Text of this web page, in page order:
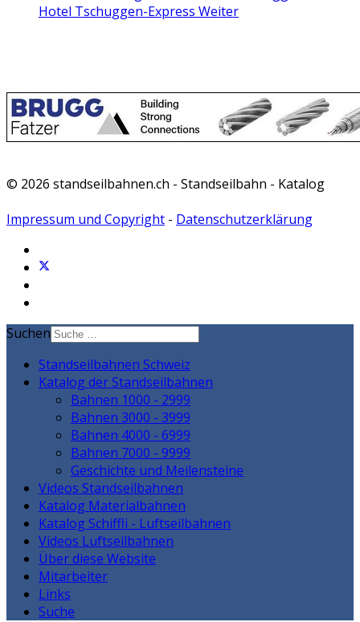
Hotel Tschuggen-Express Weiter
© 2026 standseilbahnen.ch - Standseilbahn - Katalog
Impressum und Copyright - Datenschutzerklärung
Suchen
Standseilbahnen Schweiz
Katalog der Standseilbahnen
Bahnen 1000 - 2999
Bahnen 3000 - 3999
Bahnen 4000 - 6999
Bahnen 7000 - 9999
Geschichte und Meilensteine
Videos Standseilbahnen
Katalog Materialbahnen
Katalog Schiffli - Luftseilbahnen
Videos Luftseilbahnen
Über diese Website
Mitarbeiter
Links
Suche